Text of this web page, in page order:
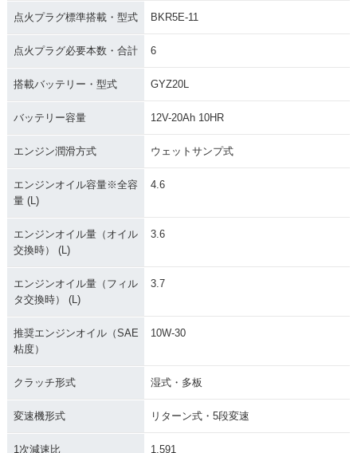
G・マイナーチェン
ジ
AIRBAG NAVI・マ
イナーチェンジ
2008年 GOLDWING
AIRBAG NAVI・新
登場
2008年 GOLDWIN
G・カラーチェンジ
2007年 GOLDWIN
G・カラーチェンジ
2006年 GOLDWIN
G・マイナーチェン
点火プラグ標準搭載・型式 BKR5E-11
点火プラグ必要本数・合計 6
搭載バッテリー・型式 GYZ20L
バッテリー容量 12V-20Ah 10HR
エンジン潤滑方式 ウェットサンプ式
エンジンオイル容量※全容
量 (L)
4.6
エンジンオイル量（オイル
交換時） (L)
3.6
エンジンオイル量（フィル
タ交換時） (L)
3.7
推奨エンジンオイル（SAE
粘度）
10W-30
クラッチ形式 湿式・多板
変速機形式 リターン式・5段変速
1次減速比 1.591